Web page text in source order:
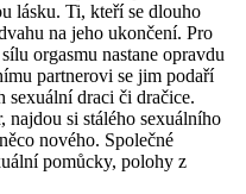
lásku. Ti, kteří se dlouho
na jeho ukončení. Pro
orgasmu nastane opravdu
partnerovi se jim podaří
sexuální draci či dračice.
si stálého sexuálního
nového. Společné
pomůcky, polohy z